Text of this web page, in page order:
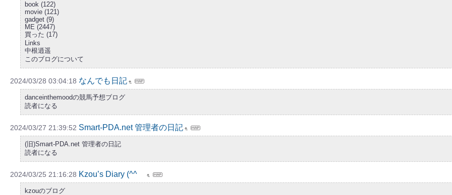
book (122)
movie (121)
gadget (9)
ME (2447)
買った (17)
Links
中根逍遥
このブログについて
2024/03/28 03:04:18 なんでも日記
danceinthemoodの競馬予想ブログ
読者になる
2024/03/27 21:39:52 Smart-PDA.net 管理者の日記
(旧)Smart-PDA.net 管理者の日記
読者になる
2024/03/25 21:16:28 Kzou’s Diary (^^ゞ
kzouのブログ